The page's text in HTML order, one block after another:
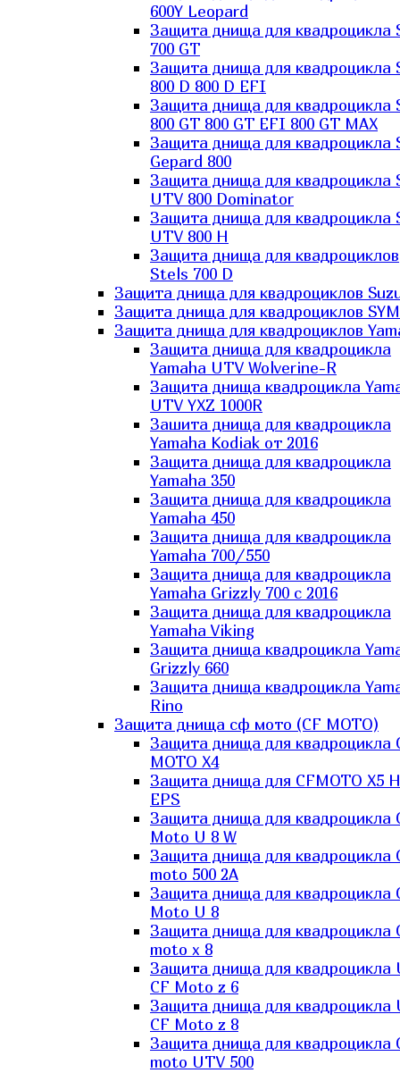
600Y Leopard
Защита днища для квадроцикла
700 GT
Защита днища для квадроцикла
800 D 800 D EFI
Защита днища для квадроцикла
800 GT 800 GT EFI 800 GT MAX
Защита днища для квадроцикла
Gepard 800
Защита днища для квадроцикла
UTV 800 Dominator
Защита днища для квадроцикла
UTV 800 H
Защита днища для квадроциклов
Stels 700 D
Защита днища для квадроциклов
Защита днища для квадроциклов SYM
Защита днища для квадроциклов
Защита днища для квадроцикла
Yamaha UTV Wolverine-R
Защита днища квадроцикла
UTV YXZ 1000R
Зашита днища для квадроцикла
Yamaha Kodiak от 2016
Защита днища для квадроцикла
Yamaha 350
Защита днища для квадроцикла
Yamaha 450
Защита днища для квадроцикла
Yamaha 700/550
Защита днища для квадроцикла
Yamaha Grizzly 700 с 2016
Защита днища для квадроцикла
Yamaha Viking
Защита днища квадроцикла
Grizzly 660
Защита днища квадроцикла
Rino
Защита днища сф мото (CF MOTO)
Защита днища для квадроцикла
MOTO X4
Защита днища для CFMOTO X5
EPS
Защита днища для квадроцикла
Moto U 8 W
Защита днища для квадроцикла
moto 500 2A
Защита днища для квадроцикла
Moto U 8
Защита днища для квадроцикла
moto x 8
Защита днища для квадроцикла
CF Moto z 6
Защита днища для квадроцикла
CF Moto z 8
Защита днища для квадроцикла
moto UTV 500